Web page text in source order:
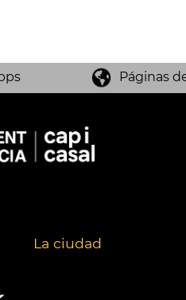
Páginas
La ciudad